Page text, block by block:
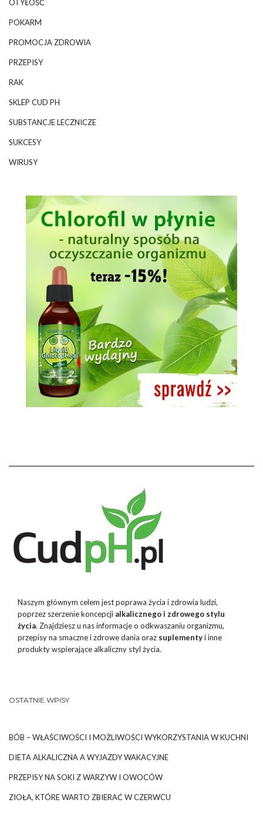
OTYŁOŚĆ
POKARM
PROMOCJA ZDROWIA
PRZEPISY
RAK
SKLEP CUD PH
SUBSTANCJE LECZNICZE
SUKCESY
WIRUSY
Naszym głównym celem jest poprawa życia i zdrowia ludzi,
poprzez szerzenie koncepcji alkalicznego i zdrowego stylu
życia. Znajdziesz u nas informacje o odkwaszaniu organizmu,
przepisy na smaczne i zdrowe dania oraz suplementyi inne
produkty wspierające alkaliczny styl życia.
OSTATNIE WPISY
BÓB – WŁAŚCIWOŚCI I MOŻLIWOŚCI WYKORZYSTANIA W KUCHNI
DIETA ALKALICZNA A WYJAZDY WAKACYJNE
PRZEPISY NA SOKI Z WARZYW I OWOCÓW
ZIOŁA, KTÓRE WARTO ZBIERAĆ W CZERWCU